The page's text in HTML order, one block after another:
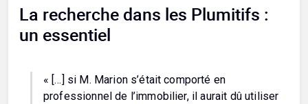
La recherche dans les Plumitifs :
un essentiel
« […] si M. Marion s’était comporté en
professionnel de l’immobilier, il aurait dû utiliser